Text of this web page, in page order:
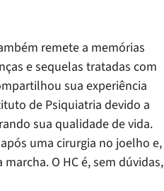
remete a memórias
e sequelas tratadas com
sua experiência
de Psiquiatria devido a
sua qualidade de vida.
uma cirurgia no joelho e,
O HC é, sem dúvidas,